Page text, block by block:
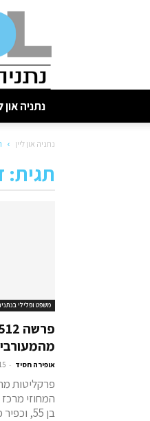
נתניה און
נתניה און ליין
תגית:
משפט ופלילי
אופירה חסיד -
פרקליטות
המחוזי
בן 55, וכפיר כהן, תושב הרצליה בן 36,...